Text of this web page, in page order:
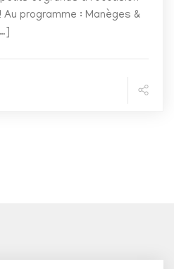
programme : Manèges &